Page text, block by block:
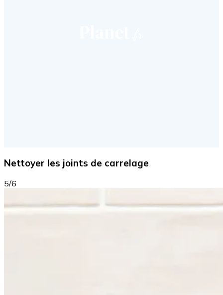
Nettoyer les joints de carrelage
5/6